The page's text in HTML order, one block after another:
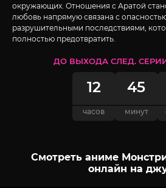
окружающих. Отношения с Аратой
любовь напрямую связана с
разрушительными последствиями,
полностью предотвратить.
ДО ВЫХОДА СЛЕД.
12
часов
45
минут
Смотреть аниме
онлайн на